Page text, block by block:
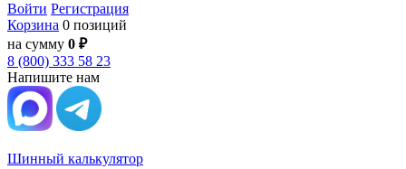
Войти Регистрация
Корзина 0 позиций
на сумму 0 ₽
8 (800) 333 58 23
Напишите нам
Шинный калькулятор